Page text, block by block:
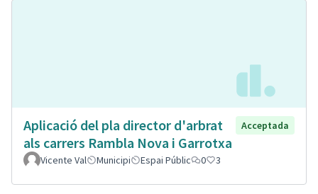
Aplicació del pla director d'arbrat
als carrers Rambla Nova i Garrotxa
Acceptada
Vicente Val Municipi Espai Públic 0 3